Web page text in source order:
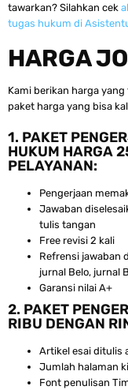
tawarkan? Silahkan cek
tugas hukum di
HARGA
Kami berikan harga
paket harga yang bisa
1. PAKET
HUKUM HARGA
PELAYANAN:
Pengerjaan
Jawaban
tulis tangan
Free revisi 2 kali
Refrensi jawaban
jurnal Belo, jurnal
Garansi nilai A+
2. PAKET
RIBU DENGAN
Artikel esai ditulis
Jumlah halaman
Font penulisan